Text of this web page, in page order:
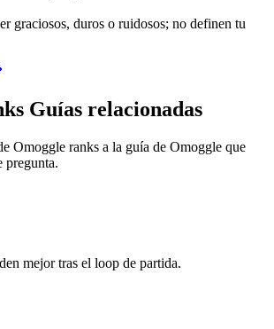
graciosos, duros o ruidosos; no definen tu
Guías relacionadas
Omoggle ranks a la guía de Omoggle que
pregunta.
mejor tras el loop de partida.